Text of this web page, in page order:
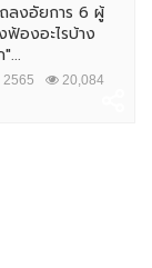
ลงอัยการ 6 ผู้
องอะไรบ้าง
20,084